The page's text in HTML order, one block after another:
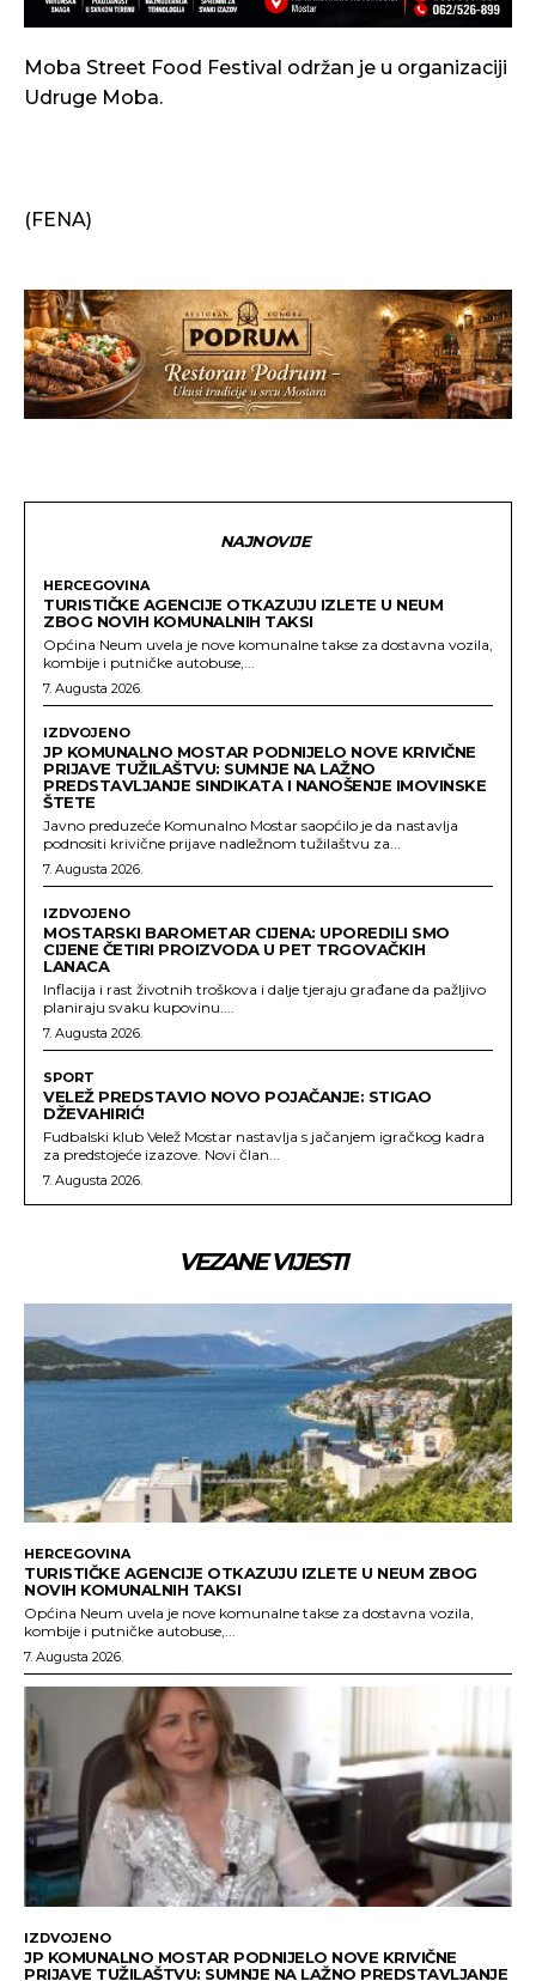
Moba Street Food Festival održan je u organizaciji
Udruge Moba.
(FENA)
NAJNOVIJE
HERCEGOVINA
TURISTIČKE AGENCIJE OTKAZUJU IZLETE U NEUM
ZBOG NOVIH KOMUNALNIH TAKSI
Općina Neum uvela je nove komunalne takse za dostavna vozila,
kombije i putničke autobuse,...
7. Augusta 2026.
IZDVOJENO
JP KOMUNALNO MOSTAR PODNIJELO NOVE KRIVIČNE
PRIJAVE TUŽILAŠTVU: SUMNJE NA LAŽNO
PREDSTAVLJANJE SINDIKATA I NANOŠENJE IMOVINSKE
ŠTETE
Javno preduzeće Komunalno Mostar saopćilo je da nastavlja
podnositi krivične prijave nadležnom tužilaštvu za...
7. Augusta 2026.
IZDVOJENO
MOSTARSKI BAROMETAR CIJENA: UPOREDILI SMO
CIJENE ČETIRI PROIZVODA U PET TRGOVAČKIH
LANACA
Inflacija i rast životnih troškova i dalje tjeraju građane da pažljivo
planiraju svaku kupovinu....
7. Augusta 2026.
SPORT
VELEŽ PREDSTAVIO NOVO POJAČANJE: STIGAO
DŽEVAHIRIĆ!
Fudbalski klub Velež Mostar nastavlja s jačanjem igračkog kadra
za predstojeće izazove. Novi član...
7. Augusta 2026.
VEZANE VIJESTI
HERCEGOVINA
TURISTIČKE AGENCIJE OTKAZUJU IZLETE U NEUM ZBOG
NOVIH KOMUNALNIH TAKSI
Općina Neum uvela je nove komunalne takse za dostavna vozila,
kombije i putničke autobuse,...
7. Augusta 2026.
IZDVOJENO
JP KOMUNALNO MOSTAR PODNIJELO NOVE KRIVIČNE
PRIJAVE TUŽILAŠTVU: SUMNJE NA LAŽNO PREDSTAVLJANJE